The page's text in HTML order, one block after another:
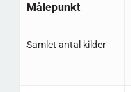
Målepunkt
Samlet antal kilder